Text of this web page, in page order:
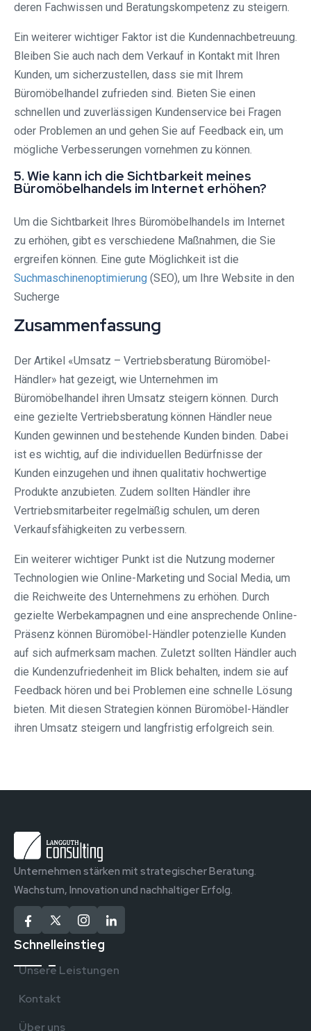
deren Fachwissen und Beratungskompetenz zu steigern.
Ein weiterer wichtiger Faktor ist die Kundennachbetreuung.
Bleiben Sie auch nach dem Verkauf in Kontakt mit Ihren
Kunden, um sicherzustellen, dass sie mit Ihrem
Büromöbelhandel zufrieden sind. Bieten Sie einen
schnellen und zuverlässigen Kundenservice bei Fragen
oder Problemen an und gehen Sie auf Feedback ein, um
mögliche Verbesserungen vornehmen zu können.
5. Wie kann ich die Sichtbarkeit meines
Büromöbelhandels im Internet erhöhen?
Um die Sichtbarkeit Ihres Büromöbelhandels im Internet
zu erhöhen, gibt es verschiedene Maßnahmen, die Sie
ergreifen können. Eine gute Möglichkeit ist die
Suchmaschinenoptimierung (SEO), um Ihre Website in den
Sucherge
Zusammenfassung
Der Artikel «Umsatz – Vertriebsberatung Büromöbel-
Händler» hat gezeigt, wie Unternehmen im
Büromöbelhandel ihren Umsatz steigern können. Durch
eine gezielte Vertriebsberatung können Händler neue
Kunden gewinnen und bestehende Kunden binden. Dabei
ist es wichtig, auf die individuellen Bedürfnisse der
Kunden einzugehen und ihnen qualitativ hochwertige
Produkte anzubieten. Zudem sollten Händler ihre
Vertriebsmitarbeiter regelmäßig schulen, um deren
Verkaufsfähigkeiten zu verbessern.
Ein weiterer wichtiger Punkt ist die Nutzung moderner
Technologien wie Online-Marketing und Social Media, um
die Reichweite des Unternehmens zu erhöhen. Durch
gezielte Werbekampagnen und eine ansprechende Online-
Präsenz können Büromöbel-Händler potenzielle Kunden
auf sich aufmerksam machen. Zuletzt sollten Händler auch
die Kundenzufriedenheit im Blick behalten, indem sie auf
Feedback hören und bei Problemen eine schnelle Lösung
bieten. Mit diesen Strategien können Büromöbel-Händler
ihren Umsatz steigern und langfristig erfolgreich sein.
Unternehmen stärken mit strategischer Beratung.
Wachstum, Innovation und nachhaltiger Erfolg.
Schnelleinstieg
Unsere Leistungen
Kontakt
Über uns